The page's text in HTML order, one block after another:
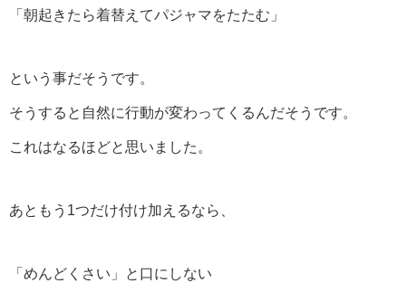
「朝起きたら着替えてパジャマをたたむ」
という事だそうです。
そうすると自然に行動が変わってくるんだそうです。
これはなるほどと思いました。
あともう1つだけ付け加えるなら、
「めんどくさい」と口にしない